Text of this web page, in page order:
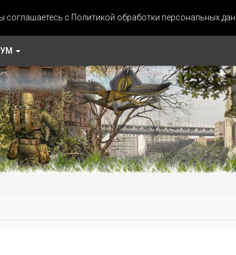
с Политикой обработки персональных